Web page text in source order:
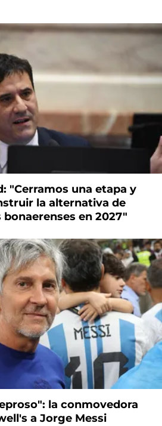
"Cerramos una etapa y
la alternativa de
en 2027"
la conmovedora
a Jorge Messi